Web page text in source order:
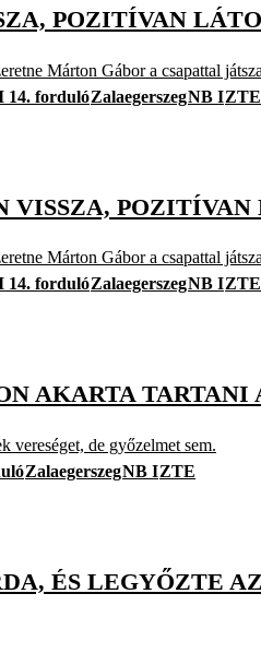
POZITÍVAN
Márton Gábor a csapattal
14. fordulóZalaegerszegNB IZTE
VISSZA,
Márton Gábor a csapattal
14. fordulóZalaegerszegNB IZTE
AKARTA TARTANI
vereséget, de győzelmet sem.
ZalaegerszegNB IZTE
ÉS LEGYŐZTE